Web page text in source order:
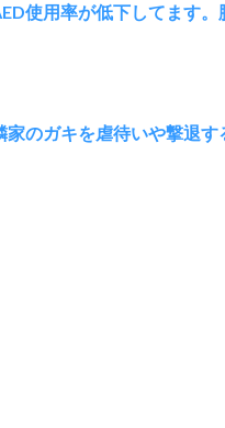
使用率が低下してます
のガキを虐待いや撃退す